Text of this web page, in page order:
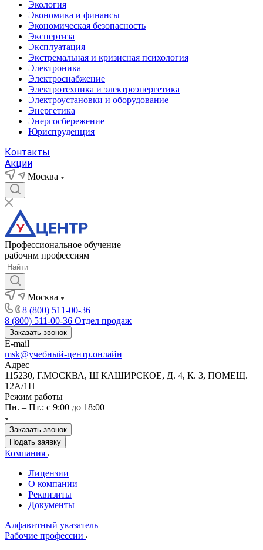
Экология
Экономика и финансы
Экономическая безопасность
Экспертиза
Эксплуатация
Экстремальная и кризисная психология
Электроника
Электроснабжение
Электротехника и электроэнергетика
Электроустановки и оборудование
Энергетика
Энергосбережение
Юриспруденция
Контакты
Акции
Москва
Профессиональное обучение
рабочим профессиям
Москва
8 (800) 511-00-36
8 (800) 511-00-36 Отдел продаж
Заказать звонок
E-mail
msk@учебный-центр.онлайн
Адрес
115230, Г.МОСКВА, Ш КАШИРСКОЕ, Д. 4, К. 3, ПОМЕЩ.
12А/1П
Режим работы
Пн. – Пт.: с 9:00 до 18:00
Заказать звонок
Подать заявку
Компания
Лицензии
О компании
Реквизиты
Документы
Алфавитный указатель
Рабочие профессии